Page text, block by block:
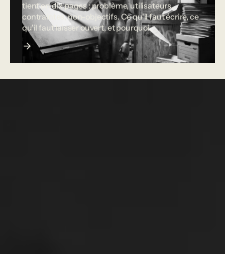
tient en dix pages : problème, utilisateurs,
contraintes, non-objectifs. Ce qu'il faut écrire, ce
qu'il faut laisser ouvert, et pourquoi.